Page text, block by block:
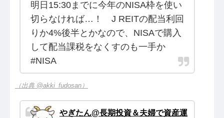
明日15:30までに今年のNISA枠を使い
切らなければ…！ J REITの配当利回
りか4%後半とかなので、NISAで購入
して配当課税をなくすのも一手か
#NISA
（出典 @akki_fudosan）
やぎたん@長期投資＆夫婦で資産運